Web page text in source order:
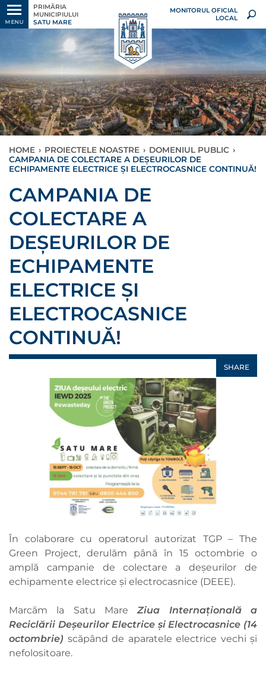
MENU
PRIMĂRIA
MUNICIPIULUI
SATU MARE
MONITORUL OFICIAL
LOCAL
HOME › PROIECTELE NOASTRE › DOMENIUL PUBLIC ›
CAMPANIA DE COLECTARE A DEȘEURILOR DE
ECHIPAMENTE ELECTRICE ȘI ELECTROCASNICE CONTINUĂ!
CAMPANIA DE
COLECTARE A
DEȘEURILOR DE
ECHIPAMENTE
ELECTRICE ȘI
ELECTROCASNICE
CONTINUĂ!
SHARE
În colaborare cu operatorul autorizat TGP – The
Green Project, derulăm până în 15 octombrie o
amplă campanie de colectare a deșeurilor de
echipamente electrice și electrocasnice (DEEE).
Marcăm la Satu MareZiua Internațională a
Reciclării Deșeurilor Electrice și Electrocasnice (14
octombrie) scăpând de aparatele electrice vechi și
nefolositoare.